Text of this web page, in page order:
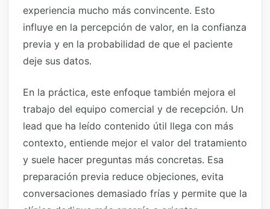
experiencia mucho más convincente. Esto
influye en la percepción de valor, en la confianza
previa y en la probabilidad de que el paciente
deje sus datos.
En la práctica, este enfoque también mejora el
trabajo del equipo comercial y de recepción. Un
lead que ha leído contenido útil llega con más
contexto, entiende mejor el valor del tratamiento
y suele hacer preguntas más concretas. Esa
preparación previa reduce objeciones, evita
conversaciones demasiado frías y permite que la